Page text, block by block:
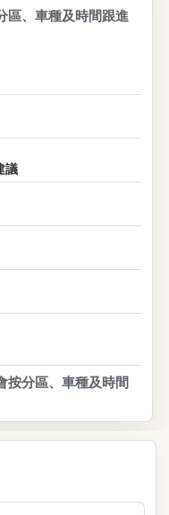
區、車種及時間跟進
議
按分區、車種及時間